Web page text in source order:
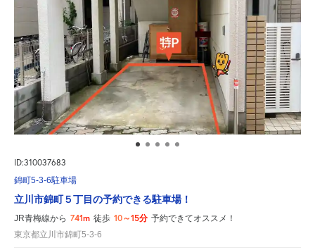
ID:310037683
錦町5-3-6駐車場
立川市錦町５丁目の予約できる駐車場！
JR青梅線から 741m 徒歩 10～15分 予約できてオススメ！
東京都立川市錦町5-3-6